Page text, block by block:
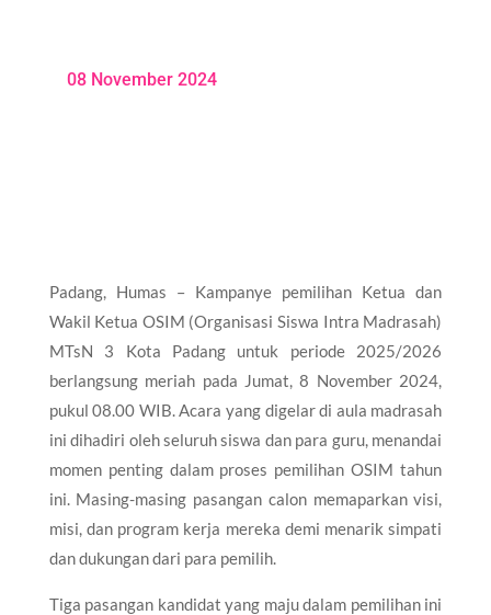
08 November 2024
Padang, Humas – Kampanye pemilihan Ketua dan
Wakil Ketua OSIM (Organisasi Siswa Intra Madrasah)
MTsN 3 Kota Padang untuk periode 2025/2026
berlangsung meriah pada Jumat, 8 November 2024,
pukul 08.00 WIB. Acara yang digelar di aula madrasah
ini dihadiri oleh seluruh siswa dan para guru, menandai
momen penting dalam proses pemilihan OSIM tahun
ini. Masing-masing pasangan calon memaparkan visi,
misi, dan program kerja mereka demi menarik simpati
dan dukungan dari para pemilih.
Tiga pasangan kandidat yang maju dalam pemilihan ini